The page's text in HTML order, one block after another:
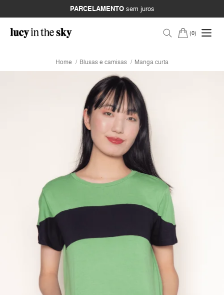
PARCELAMENTOsem juros
0
Home Blusas e camisas Manga curta